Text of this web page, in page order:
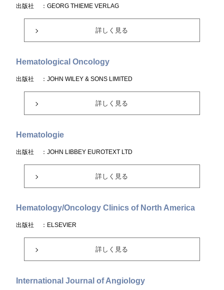
出版社 ：GEORG THIEME VERLAG
詳しく見る
Hematological Oncology
出版社 ：JOHN WILEY & SONS LIMITED
詳しく見る
Hematologie
出版社 ：JOHN LIBBEY EUROTEXT LTD
詳しく見る
Hematology/Oncology Clinics of North America
出版社 ：ELSEVIER
詳しく見る
International Journal of Angiology